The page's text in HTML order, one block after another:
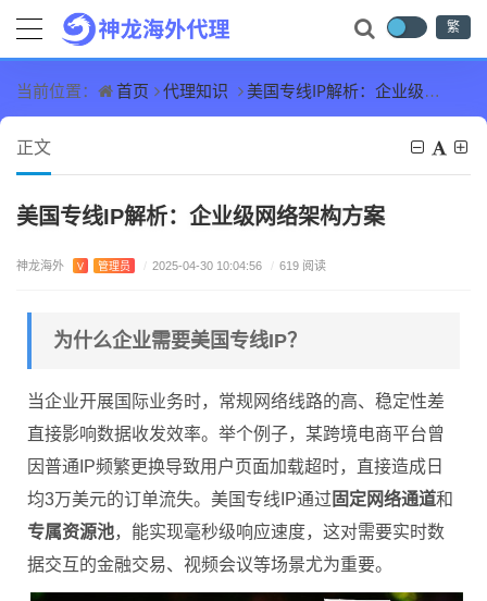
繁
当前位置： 首页 代理知识 美国专线IP解析：企业级网络架构方案
正文
美国专线IP解析：企业级网络架构方案
神龙海外 V 管理员 / 2025-04-30 10:04:56 / 619 阅读
为什么企业需要美国专线IP？
当企业开展国际业务时，常规网络线路的高、稳定性差
直接影响数据收发效率。举个例子，某跨境电商平台曾
因普通IP频繁更换导致用户页面加载超时，直接造成日
均3万美元的订单流失。美国专线IP通过 固定网络通道和
专属资源池，能实现毫秒级响应速度，这对需要实时数
据交互的金融交易、视频会议等场景尤为重要。